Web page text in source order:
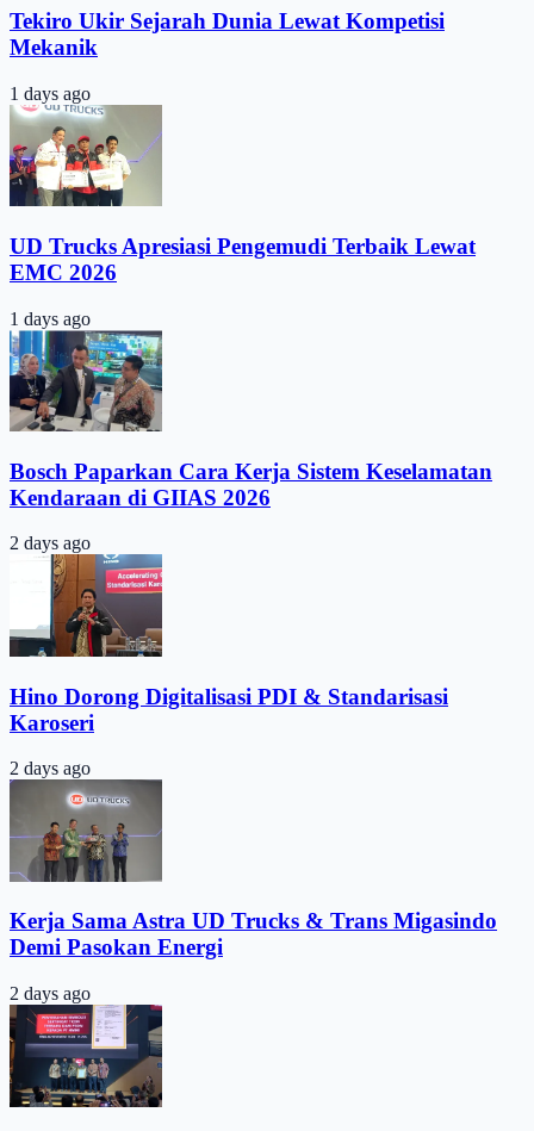
Tekiro Ukir Sejarah Dunia Lewat Kompetisi
Mekanik
1 days ago
UD Trucks Apresiasi Pengemudi Terbaik Lewat
EMC 2026
1 days ago
Bosch Paparkan Cara Kerja Sistem Keselamatan
Kendaraan di GIIAS 2026
2 days ago
Hino Dorong Digitalisasi PDI & Standarisasi
Karoseri
2 days ago
Kerja Sama Astra UD Trucks & Trans Migasindo
Demi Pasokan Energi
2 days ago